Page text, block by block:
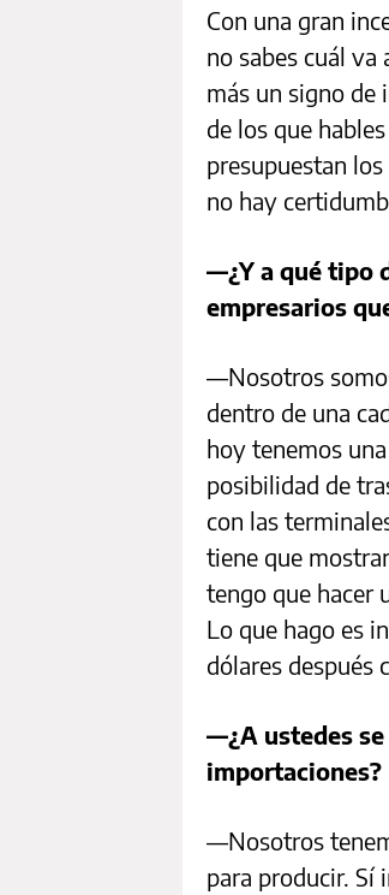
Con una gran
no sabes cuál va
más un signo de
de los que
presupuestan
no hay
—¿Y a qué tipo
empresarios
—Nosotros
dentro de una
hoy tenemos
posibilidad de
con las
tiene que
tengo que hacer
Lo que hago es
dólares después
—¿A ustedes
importaciones?
—Nosotros
para producir. Sí